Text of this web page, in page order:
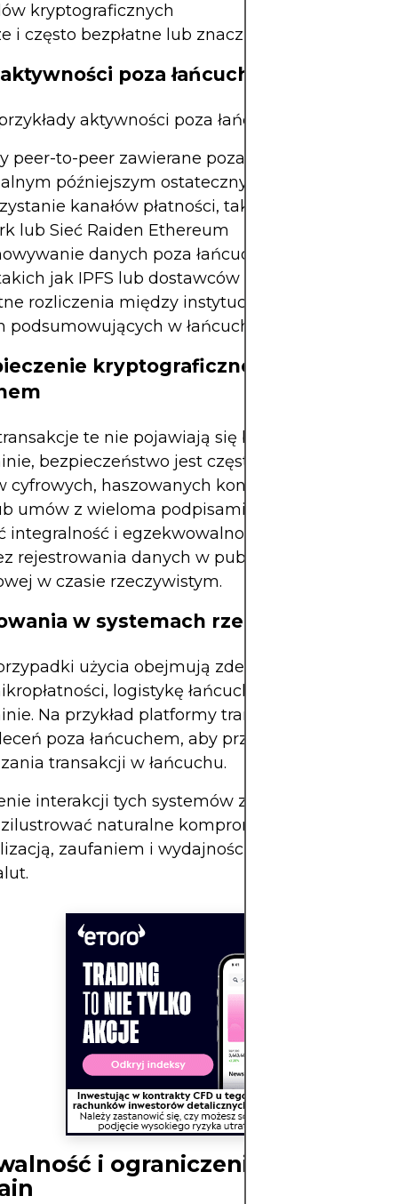
kryptograficznych
i często bezpłatne lub znacznie tańsze
poza łańcuchem
aktywności poza łańcuchem bloków
peer-to-peer zawierane poza blockchainem, z
późniejszym ostatecznym rozliczeniem w
kanałów płatności, takich jak Bitcoin
lub Sieć Raiden Ethereum
danych poza łańcuchem z
jak IPFS lub dostawców chmury
rozliczenia między instytucjami przed
podsumowujących w łańcuchu
kryptograficzne transakcji
te nie pojawiają się bezpośrednio w
bezpieczeństwo jest często utrzymywane
cyfrowych, haszowanych kontraktów z blokadą
umów z wieloma podpisami. Techniki te
integralność i egzekwowalność umów poza
rejestrowania danych w publicznej księdze
w czasie rzeczywistym.
w systemach rzeczywistych
użycia obejmują zdecentralizowane
logistykę łańcucha dostaw i gry
Na przykład platformy transakcyjne często
poza łańcuchem, aby przyspieszyć proces
transakcji w łańcuchu.
interakcji tych systemów z głównym
naturalne kompromisy między
zaufaniem i wydajnością w ekosystemach
i ograniczenia